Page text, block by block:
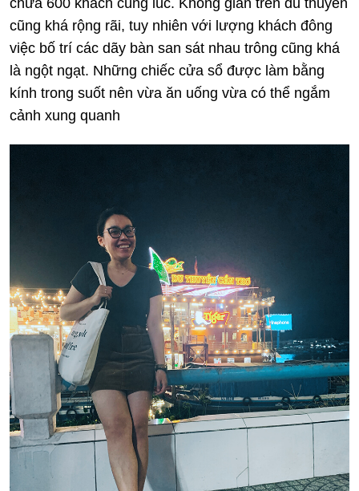
cũng khá rộng rãi, tuy nhiên với lượng khách đông
việc bố trí các dãy bàn san sát nhau trông cũng khá
là ngột ngạt. Những chiếc cửa sổ được làm bằng
kính trong suốt nên vừa ăn uống vừa có thể ngắm
cảnh xung quanh